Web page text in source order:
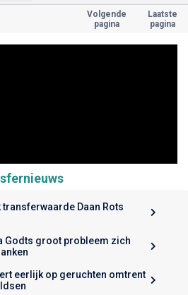
Volgende
pagina
Laatste
pagina
transferwaarde Daan Rots
Godts groot probleem zich
eerlijk op geruchten omtrent